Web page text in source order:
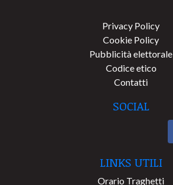
Privacy Policy
Cookie Policy
Pubblicità elettorale
Codice etico
Contatti
SOCIAL
LINKS UTILI
Orario Traghetti